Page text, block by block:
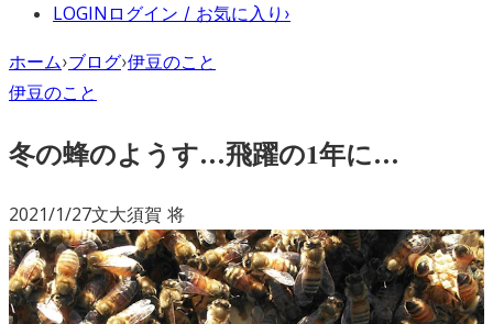
LOGIN ログイン / お気に入り ›
ホーム›ブログ›伊豆のこと
伊豆のこと
冬の蜂のようす…飛躍の1年に…
2021/1/27文大須賀 将